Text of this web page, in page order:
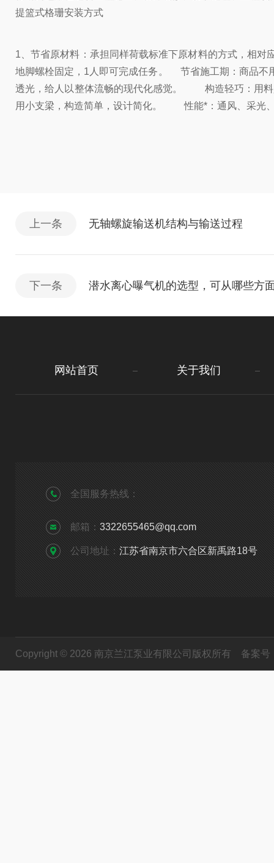
提篮式格珊安装方式
1、节省原材料：承担同样荷载标准下原材料的方式，相
地脚螺栓固定，1人即可完成任务。 节省施工期：商品不
透光，给人以整体流畅的现代化感觉。 构造轻巧：用料
用小支梁，构造简单，设计简化。 性能*：通风、采光
上一条 无轴螺旋输送机结构与输送过程
下一条 潜水离心曝气机的选型，可从哪些方
网站首页 关于我们
全国服务热线：
邮箱： 3322655465@qq.com
公司地址： 江苏省南京市六合区新禹路18号
Copyright © 2026 南京兰江泵业有限公司版权所有 备案号